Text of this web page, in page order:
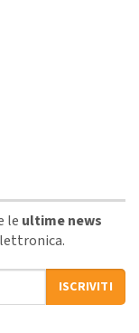
le ultime news
ISCRIVITI